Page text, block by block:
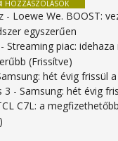
HOZZÁSZÓLÁSOK
- Loewe We. BOOST:
egyszerűen
-Streaming piac:
(Frissítve)
hét évig frissül
3 -Samsung: hét évig
C7L: a